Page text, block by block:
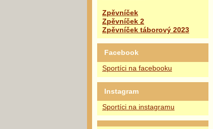
Zpěvníček
Zpěvníček 2
Zpěvníček táborový 2023
Facebook
Sportíci na facebooku
Instagram
Sportíci na instagramu